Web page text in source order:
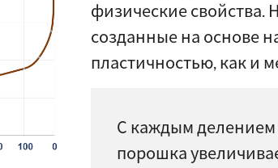
физические свойства.
созданные на основе
пластичностью, как и
С каждым делением
порошка